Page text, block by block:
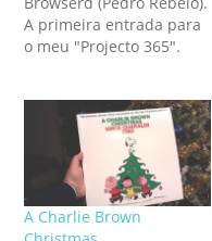
A primeira entrada para
o meu "Projecto 365".
crianças? A prenda foi
para a Patrícia mas está
combinado que vamos
ver juntos... Sent from
my Samsung Galaxy S
Android phone.
A Charlie Brown